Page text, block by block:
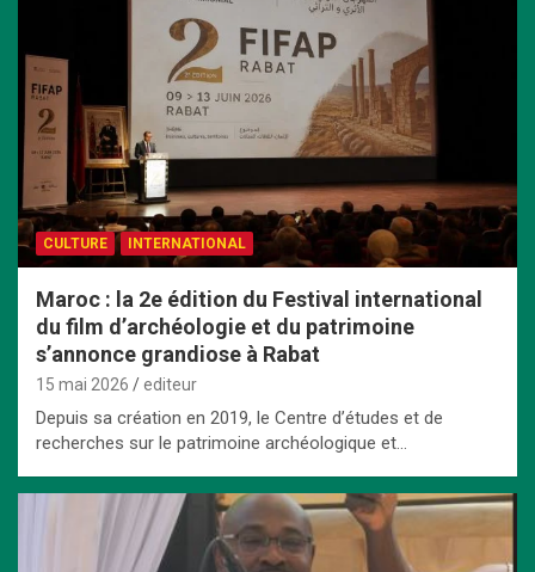
CULTURE INTERNATIONAL
Maroc : la 2e édition du Festival international
du film d’archéologie et du patrimoine
s’annonce grandiose à Rabat
15 mai 2026 editeur
Depuis sa création en 2019, le Centre d’études et de
recherches sur le patrimoine archéologique et…